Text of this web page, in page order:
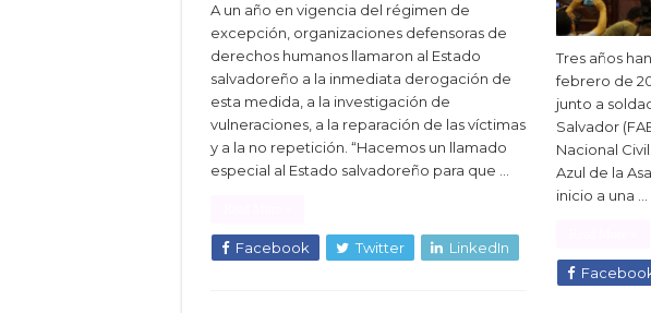
A un año en vigencia del régimen de
excepción, organizaciones defensoras de
derechos humanos llamaron al Estado
salvadoreño a la inmediata derogación de
esta medida, a la investigación de
vulneraciones, a la reparación de las víctimas
y a la no repetición. “Hacemos un llamado
especial al Estado salvadoreño para que …
Facebook Twitter LinkedIn
Tres años
febrero de
junto a
Salvador
Nacional
Azul de la
inicio a una …